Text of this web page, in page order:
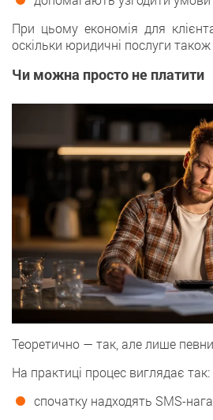
При цьому економія для
оскільки юридичні послуги
Чи можна просто не платити
Теоретично — так, але лише
На практиці процес виглядає так:
спочатку надходять SMS-